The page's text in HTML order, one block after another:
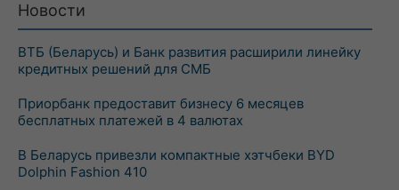
Новости
ВТБ (Беларусь) и Банк развития расширили линейку
кредитных решений для СМБ
Приорбанк предоставит бизнесу 6 месяцев
бесплатных платежей в 4 валютах
В Беларусь привезли компактные хэтчбеки BYD
Dolphin Fashion 410